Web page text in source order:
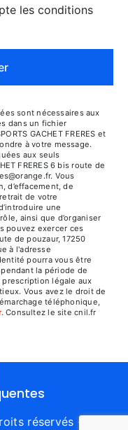
les conditions
sont nécessaires aux
dans un fichier
GACHET FRERES et
à votre message.
aux seuls
FRERES 6 bis route de
Vous
d’effacement, de
de votre
une
ainsi que d’organiser
pouvez exercer ces
de pouzaur, 17250
à l'adresse
pourra vous être
la période de
prescription légale aux
Vous avez le droit de
téléphonique,
. Consultez le site cnil.fr
réservés -